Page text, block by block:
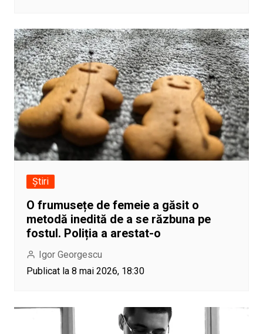
Știri
O frumusețe de femeie a găsit o
metodă inedită de a se răzbuna pe
fostul. Poliția a arestat-o
Igor Georgescu
Publicat la 8 mai 2026, 18:30